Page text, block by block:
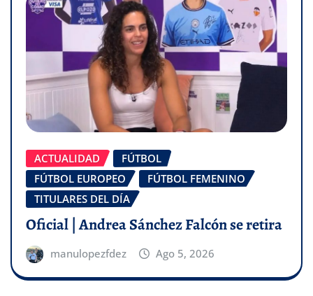
ACTUALIDAD
FÚTBOL
FÚTBOL EUROPEO
FÚTBOL FEMENINO
TITULARES DEL DÍA
Oficial | Andrea Sánchez Falcón se retira
manulopezfdez Ago 5, 2026